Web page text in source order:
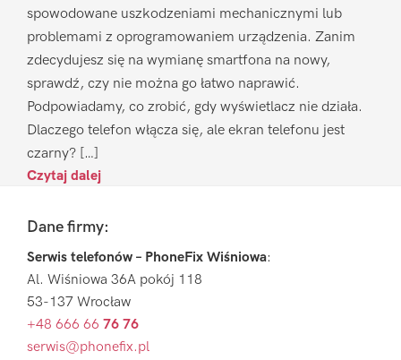
spowodowane uszkodzeniami mechanicznymi lub
problemami z oprogramowaniem urządzenia. Zanim
zdecydujesz się na wymianę smartfona na nowy,
sprawdź, czy nie można go łatwo naprawić.
Podpowiadamy, co zrobić, gdy wyświetlacz nie działa.
Dlaczego telefon włącza się, ale ekran telefonu jest
czarny? […]
Czytaj dalej
FooterDane firmy:
Serwis telefonów – PhoneFix Wiśniowa:
Al. Wiśniowa 36A pokój 118
53-137 Wrocław
+48 666 66 76 76
serwis@phonefix.pl